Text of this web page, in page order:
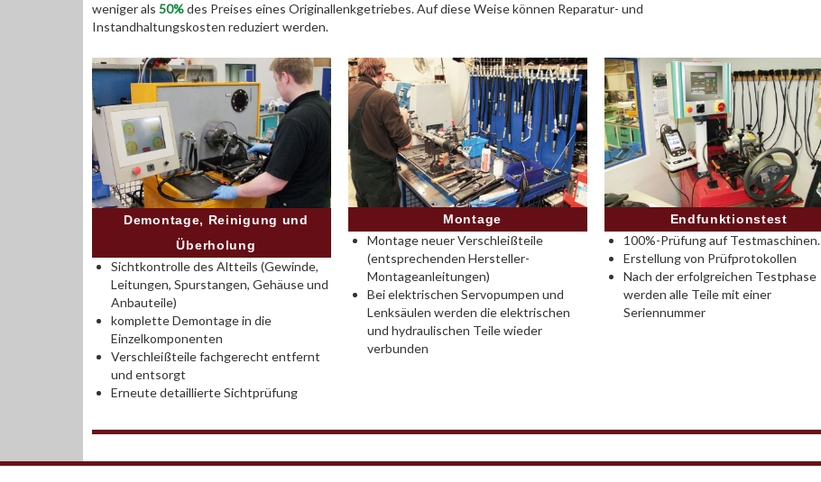
weniger als 50%des Preises eines Originallenkgetriebes. Auf diese Weise können Reparatur- und
Instandhaltungskosten reduziert werden.
Demontage, Reinigung und
Überholung
Sichtkontrolle des Altteils (Gewinde,
Leitungen, Spurstangen, Gehäuse und
Anbauteile)
komplette Demontage in die
Einzelkomponenten
Verschleißteile fachgerecht entfernt
und entsorgt
Erneute detaillierte Sichtprüfung
Montage
Montage neuer Verschleißteile
(entsprechenden Hersteller-
Montageanleitungen)
Bei elektrischen Servopumpen und
Lenksäulen werden die elektrischen
und hydraulischen Teile wieder
verbunden
Endfunktionstest
100%-Prüfung auf Testmaschinen.
Erstellung von Prüfprotokollen
Nach der erfolgreichen Testphase
werden alle Teile mit einer
Seriennummer